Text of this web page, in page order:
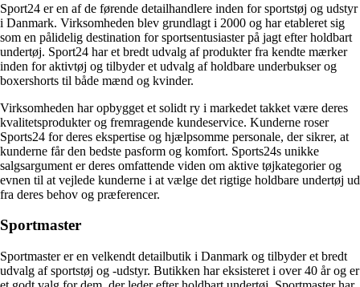
Sport24 er en af ​​de førende detailhandlere inden for sportstøj og udstyr
i Danmark. Virksomheden blev grundlagt i 2000 og har etableret sig
som en pålidelig destination for sportsentusiaster på jagt efter holdbart
undertøj. Sport24 har et bredt udvalg af produkter fra kendte mærker
inden for aktivtøj og tilbyder et udvalg af holdbare underbukser og
boxershorts til både mænd og kvinder.
Virksomheden har opbygget et solidt ry i markedet takket være deres
kvalitetsprodukter og fremragende kundeservice. Kunderne roser
Sports24 for deres ekspertise og hjælpsomme personale, der sikrer, at
kunderne får den bedste pasform og komfort. Sports24s unikke
salgsargument er deres omfattende viden om aktive tøjkategorier og
evnen til at vejlede kunderne i at vælge det rigtige holdbare undertøj ud
fra deres behov og præferencer.
Sportmaster
Sportmaster er en velkendt detailbutik i Danmark og tilbyder et bredt
udvalg af sportstøj og -udstyr. Butikken har eksisteret i over 40 år og er